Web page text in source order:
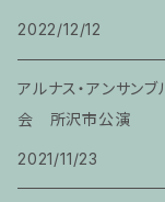
家族割適用プラン3
家族割適用プラン4
ヴァイオリンピアノ６
ピアノ科６０分レッスン
2022/12/12
アルナス・アンサン
会 所沢市公演
2021/11/23